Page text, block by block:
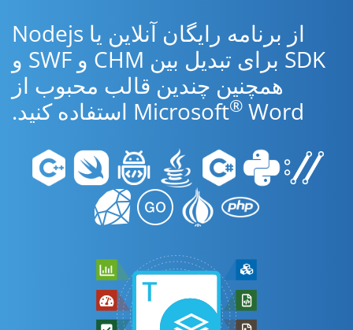
از برنامه رایگان آنلاین یا Nodejs
SDK برای تبدیل بین CHM و SWF و
همچنین چندین قالب محبوب از
Microsoft® Word استفاده کنید.